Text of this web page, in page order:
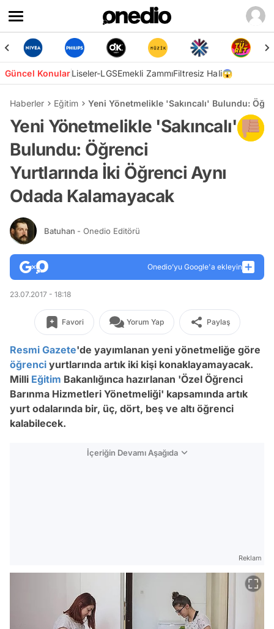
Güncel KonularLiseler-LGSEmekli ZammıFiltresiz Hali😱
Haberler Eğitim Yeni Yönetmelikle 'Sakıncalı' Bulundu:
Yeni Yönetmelikle 'Sakıncalı'
Bulundu: Öğrenci
Yurtlarında İki Öğrenci Aynı
Odada Kalamayacak
Batuhan - Onedio Editörü
Onedio’yu Google'a ekleyin
23.07.2017 - 18:18
Favori Yorum Yap Paylaş
Resmi Gazete'de yayımlanan yeni yönetmeliğe göre
öğrenci yurtlarında artık iki kişi konaklayamayacak.
Milli Eğitim Bakanlığınca hazırlanan 'Özel Öğrenci
Barınma Hizmetleri Yönetmeliği' kapsamında artık
yurt odalarında bir, üç, dört, beş ve altı öğrenci
kalabilecek.
İçeriğin Devamı Aşağıda
Reklam